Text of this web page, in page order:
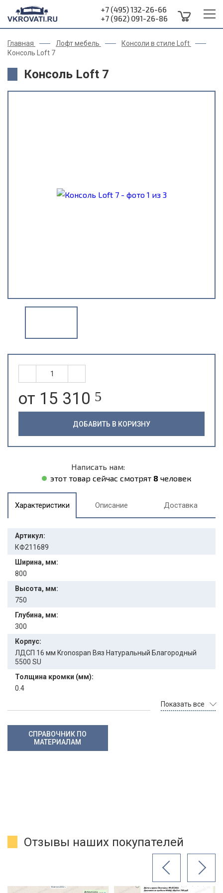
+7 (495) 132-26-66
+7 (962) 091-26-86
Главная Лофт мебель
Консоли в стиле Loft
Консоль Loft 7
Консоль Loft 7
от 15 310 5
ДОБАВИТЬ В КОРИЗНУ
Написать нам:
этот товар сейчас смотрят 8 человек
Характеристики Описание Доставка
Артикул:
КФ211689
Ширина, мм:
800
Высота, мм:
750
Глубина, мм:
300
Корпус:
ЛДСП 16 мм Kronospan Вяз Натуральный Благородный
5500 SU
Толщина кромки (мм):
0.4
Показать все
СПРАВОЧНИК ПО
МАТЕРИАЛАМ
Отзывы наших покупателей